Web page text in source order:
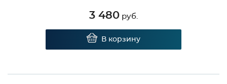
3 480 руб.
В корзину